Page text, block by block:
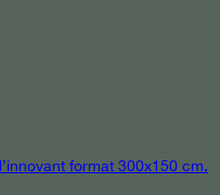
format 300x150 cm.